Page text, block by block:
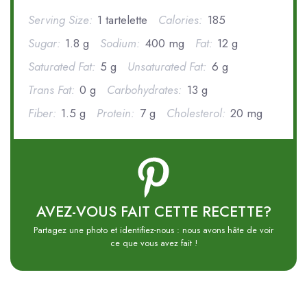
Serving Size: 1 tartelette Calories: 185
Sugar: 1.8 g Sodium: 400 mg Fat: 12 g
Saturated Fat: 5 g Unsaturated Fat: 6 g
Trans Fat: 0 g Carbohydrates: 13 g
Fiber: 1.5 g Protein: 7 g Cholesterol: 20 mg
AVEZ-VOUS FAIT CETTE RECETTE?
Partagez une photo et identifiez-nous : nous avons hâte de voir
ce que vous avez fait !